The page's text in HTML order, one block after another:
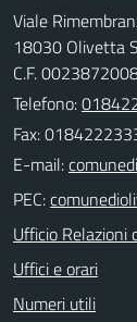
Viale
18030 Olivetta
C.F.
Telefono:
Fax:
E-mail:
PEC:
Ufficio Relazioni
Uffici e orari
Numeri utili